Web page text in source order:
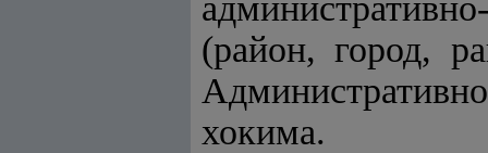
(район, город,
хокима.